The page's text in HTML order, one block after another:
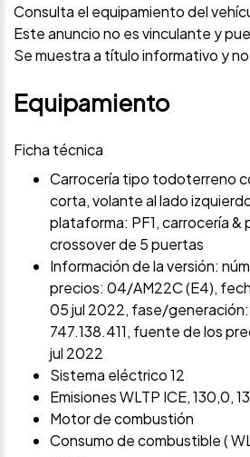
Consulta el equipamiento del
Este anuncio no es vinculante y
Se muestra a título informativo y
Equipamiento
Ficha técnica
Carrocería tipo todoterreno
corta, volante al lado
plataforma: PF1, carrocería &
crossover de 5 puertas
Información de la versión:
precios: 04/AM22C (E4),
05 jul 2022, fase/generación:
747.138.411, fuente de los
jul 2022
Sistema eléctrico 12
Emisiones WLTP ICE, 130,0,
Motor de combustión
Consumo de combustible (